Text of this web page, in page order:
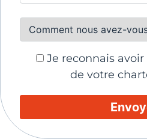
Je reconnais
de votre